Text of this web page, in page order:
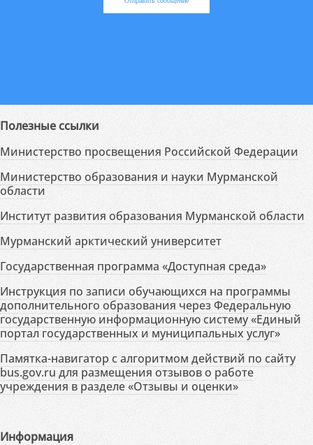
Полезные ссылки
Министерство просвещения Российской Федерации
Министерство образования и науки Мурманской
области
Институт развития образования Мурманской области
Мурманский арктический университет
Государственная программа «Доступная среда»
Инструкция по записи обучающихся на программы
дополнительного образования через Федеральную
государственную информационную систему «Единый
портал государственных и муниципальных услуг»
Памятка-навигатор с алгоритмом действий по сайту
bus.gov.ru для размещения отзывов о работе
учреждения в разделе «Отзывы и оценки»
Информация